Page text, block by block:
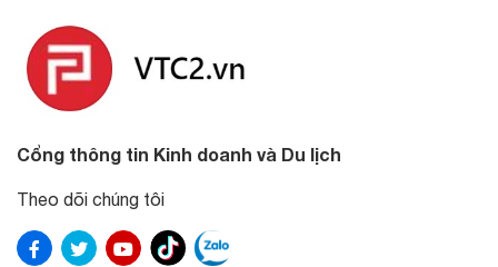
Cổng thông tin Kinh doanh và Du lịch
Theo dõi chúng tôi